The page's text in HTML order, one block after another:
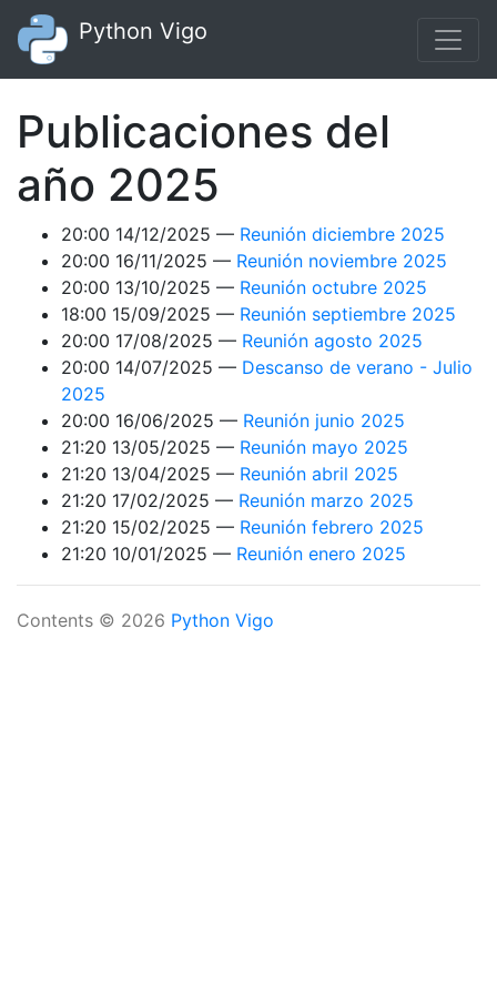
Ir al contenido principal
Python Vigo
Publicaciones del
año 2025
20:00 14/12/2025
Reunión diciembre 2025
20:00 16/11/2025
Reunión noviembre 2025
20:00 13/10/2025
Reunión octubre 2025
18:00 15/09/2025
Reunión septiembre 2025
20:00 17/08/2025
Reunión agosto 2025
20:00 14/07/2025
Descanso de verano - Julio
2025
20:00 16/06/2025
Reunión junio 2025
21:20 13/05/2025
Reunión mayo 2025
21:20 13/04/2025
Reunión abril 2025
21:20 17/02/2025
Reunión marzo 2025
21:20 15/02/2025
Reunión febrero 2025
21:20 10/01/2025
Reunión enero 2025
Contents © 2026 Python Vigo